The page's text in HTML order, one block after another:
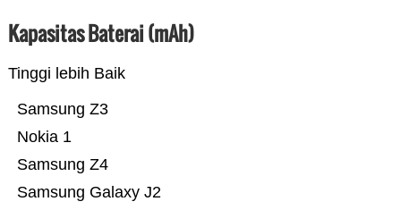
Kapasitas Baterai (mAh)
Tinggi lebih Baik
Samsung Galaxy J2
Samsung Z4
Nokia 1
Samsung Z3